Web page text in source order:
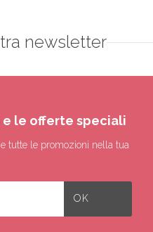
newsletter
e le offerte speciali
tutte le promozioni nella tua